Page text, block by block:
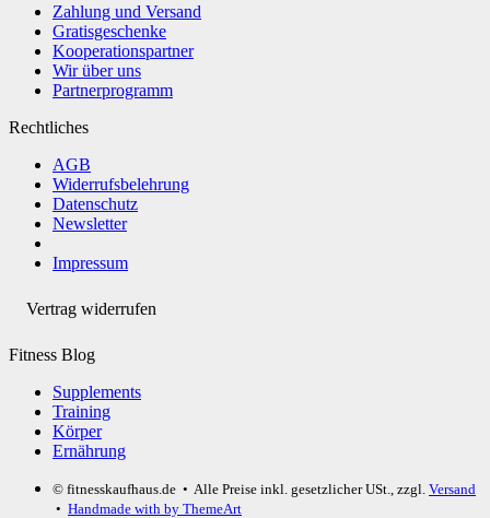
Zahlung und Versand
Gratisgeschenke
Kooperationspartner
Wir über uns
Partnerprogramm
Rechtliches
AGB
Widerrufsbelehrung
Datenschutz
Newsletter
Impressum
Vertrag widerrufen
Fitness Blog
Supplements
Training
Körper
Ernährung
© fitnesskaufhaus.de • Alle Preise inkl. gesetzlicher USt., zzgl. Versand
• Handmade with by ThemeArt